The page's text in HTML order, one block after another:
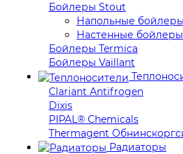
Бойлеры Stout
Напольные
Настенные
Бойлеры Termica
Бойлеры Vaillant
Clariant Antifrogen
Dixis
PIPAL® Chemicals
Thermagent
Радиаторы